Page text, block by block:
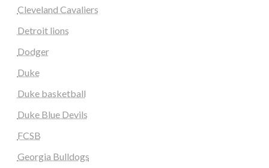
Cleveland Cavaliers
Detroit lions
Dodger
Duke
Duke basketball
Duke Blue Devils
FCSB
Georgia Bulldogs